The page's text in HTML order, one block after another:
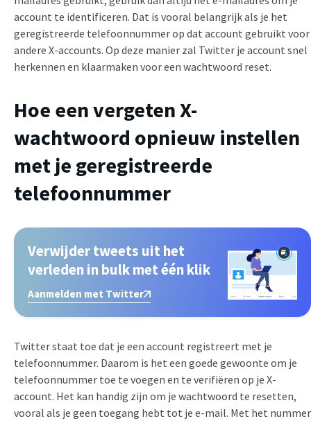
account te identificeren. Dat is vooral belangrijk als je het
geregistreerde telefoonnummer op dat account gebruikt voor
andere X-accounts. Op deze manier zal Twitter je account snel
herkennen en klaarmaken voor een wachtwoord reset.
Hoe een vergeten X-
wachtwoord opnieuw instellen
met je geregistreerde
telefoonnummer
Verwijder tweets uit het
verleden in bulk met één klik
Aanmelden met Twitter
Twitter staat toe dat je een account registreert met je
telefoonnummer. Daarom is het een goede gewoonte om je
telefoonnummer toe te voegen en te verifiëren op je X-
account. Het kan handig zijn om je wachtwoord te resetten,
vooral als je geen toegang hebt tot je e-mail. Met het nummer